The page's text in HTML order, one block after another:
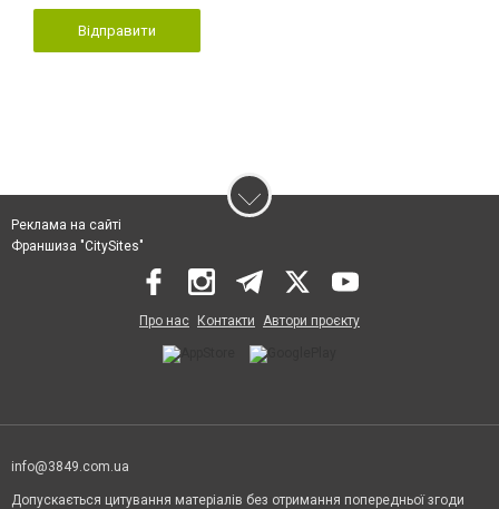
Відправити
Реклама на сайті
Франшиза "CitySites"
Про нас Контакти Автори проєкту
info@3849.com.ua
Допускається цитування матеріалів без отримання попередньої згоди